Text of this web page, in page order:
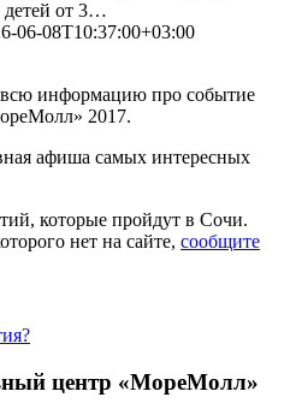
детей от 3…
06-08T10:37:00+03:00
информацию про событие
2017.
афиша самых интересных
которые пройдут в Сочи.
нет на сайте, сообщите
центр «МореМолл»